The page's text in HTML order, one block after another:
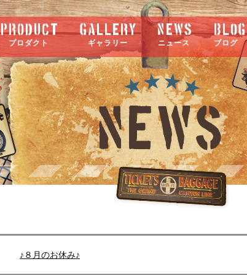
NEWS
product
プロダクト
gallery
ギャラリー
news
ニュース
blog
ブログ
♪８月のお休み♪